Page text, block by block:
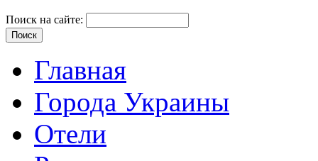
Поиск на сайте:
Главная
Города Украины
Отели